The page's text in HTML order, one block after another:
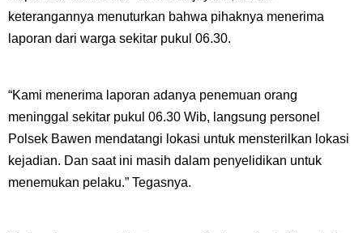
keterangannya menuturkan bahwa pihaknya menerima
laporan dari warga sekitar pukul 06.30.
“Kami menerima laporan adanya penemuan orang
meninggal sekitar pukul 06.30 Wib, langsung personel
Polsek Bawen mendatangi lokasi untuk mensterilkan lokasi
kejadian. Dan saat ini masih dalam penyelidikan untuk
menemukan pelaku.” Tegasnya.